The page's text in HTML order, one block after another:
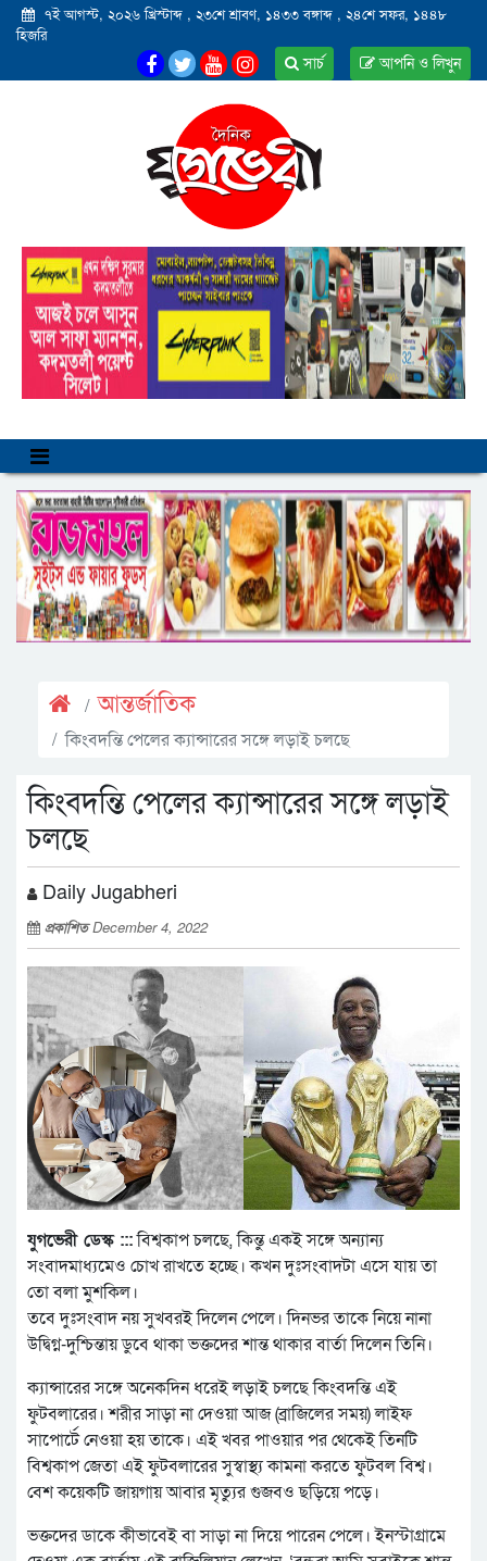
৭ই আগস্ট, ২০২৬ খ্রিস্টাব্দ , ২৩শে শ্রাবণ, ১৪৩৩ বঙ্গাব্দ , ২৪শে সফর, ১৪৪৮
হিজরি
আপনি ও লিখুন
সার্চ
আন্তর্জাতিক
কিংবদন্তি পেলের ক্যান্সারের সঙ্গে লড়াই চলছে
কিংবদন্তি পেলের ক্যান্সারের সঙ্গে লড়াই
চলছে
Daily Jugabheri
প্রকাশিতDecember 4, 2022
যুগভেরী ডেস্ক :::বিশ্বকাপ চলছে, কিন্তু একই সঙ্গে অন্যান্য
সংবাদমাধ্যমেও চোখ রাখতে হচ্ছে। কখন দুঃসংবাদটা এসে যায় তা
তো বলা মুশকিল।
তবে দুঃসংবাদ নয় সুখবরই দিলেন পেলে। দিনভর তাকে নিয়ে নানা
উদ্বিগ্ন-দুশ্চিন্তায় ডুবে থাকা ভক্তদের শান্ত থাকার বার্তা দিলেন তিনি।
ক্যান্সারের সঙ্গে অনেকদিন ধরেই লড়াই চলছে কিংবদন্তি এই
ফুটবলারের। শরীর সাড়া না দেওয়া আজ (ব্রাজিলের সময়) লাইফ
সাপোর্টে নেওয়া হয় তাকে। এই খবর পাওয়ার পর থেকেই তিনটি
বিশ্বকাপ জেতা এই ফুটবলারের সুস্বাস্থ্য কামনা করতে ফুটবল বিশ্ব।
বেশ কয়েকটি জায়গায় আবার মৃত্যুর গুজবও ছড়িয়ে পড়ে।
ভক্তদের ডাকে কীভাবেই বা সাড়া না দিয়ে পারেন পেলে। ইনস্টাগ্রামে